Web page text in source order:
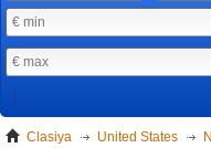
Clasiya United States